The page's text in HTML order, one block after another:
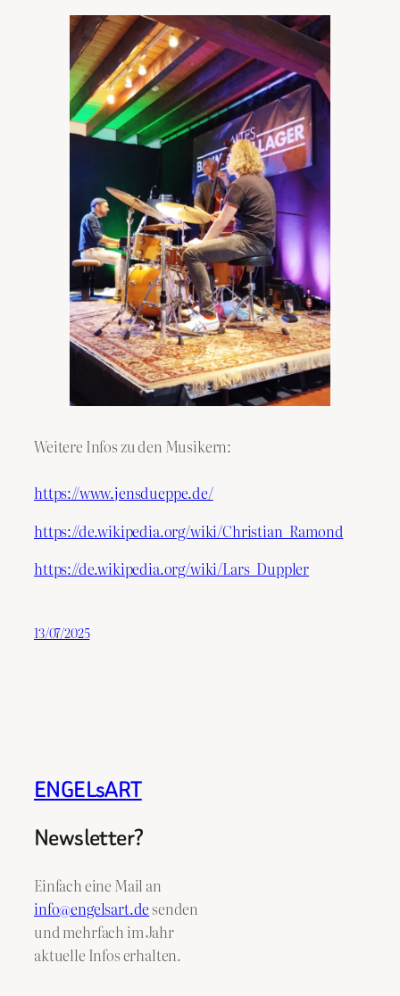
Weitere Infos zu den Musikern:
https://www.jensdueppe.de/
https://de.wikipedia.org/wiki/Christian_Ramond
https://de.wikipedia.org/wiki/Lars_Duppler
13/07/2025
ENGELsART
Newsletter?
Einfach eine Mail an
info@engelsart.desenden
und mehrfach im Jahr
aktuelle Infos erhalten.